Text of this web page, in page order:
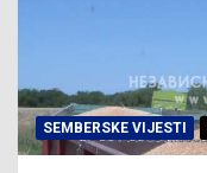
SEMBERSKE VIJESTI